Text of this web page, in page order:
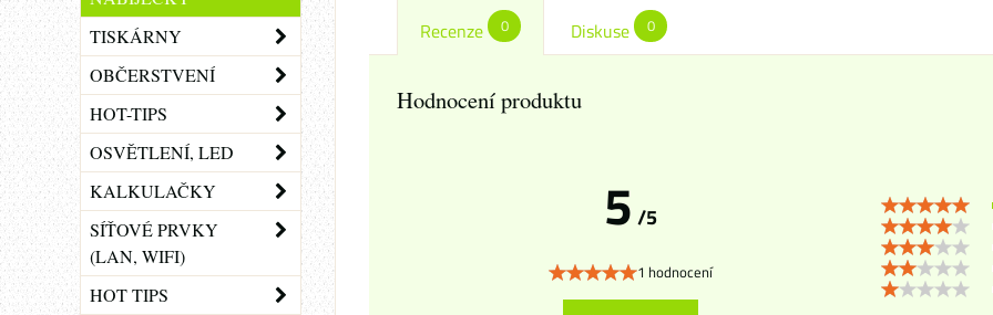
Recenze 0 Diskuse 0
Hodnocení produktu
5 /5
1 hodnocení
TISKÁRNY
OBČERSTVENÍ
HOT-TIPS
OSVĚTLENÍ, LED
KALKULAČKY
SÍŤOVÉ PRVKY
(LAN, WIFI)
HOT TIPS